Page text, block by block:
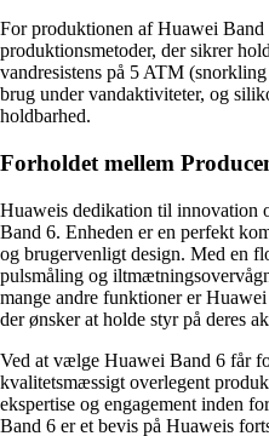
For produktionen af Huawei Band
produktionsmetoder, der sikrer
vandresistens på 5 ATM
brug under vandaktiviteter, og
holdbarhed.
Forholdet mellem
Huaweis dedikation til innovation
Band 6. Enheden er en perfekt
og brugervenligt design. Med en
pulsmåling og
mange andre funktioner er
der ønsker at holde styr på deres
Ved at vælge Huawei Band 6 får
kvalitetsmæssigt overlegent
ekspertise og engagement inden
Band 6 er et bevis på Huaweis